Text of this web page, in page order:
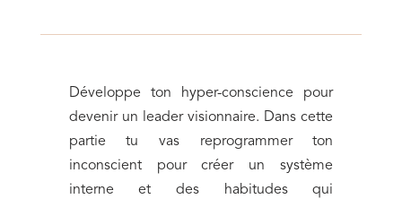
Développe ton hyper-conscience pour
devenir un leader visionnaire. Dans cette
partie tu vas reprogrammer ton
inconscient pour créer un système
interne et des habitudes qui